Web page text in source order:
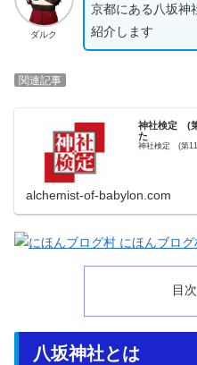
ダルク
京都にある八坂神
紹介します
関連記事
神社検定 (
た
神社検定 (第
alchemist-of-babylon.com
目次
八坂神社とは